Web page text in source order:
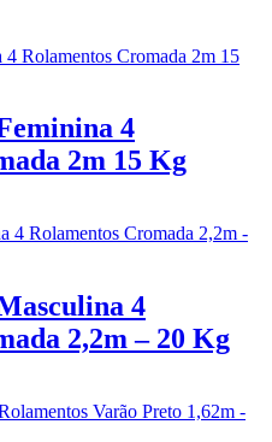
4
2m 15 Kg
4
2,2m – 20 Kg